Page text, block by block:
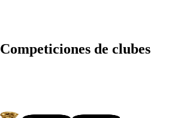
Competiciones de clubes